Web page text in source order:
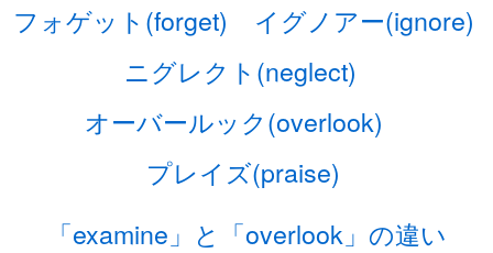
フォゲット(forget)
イグノアー(ignore)
ニグレクト(neglect)
オーバールック(overlook)
プレイズ(praise)
「examine」と「overlook」の違い